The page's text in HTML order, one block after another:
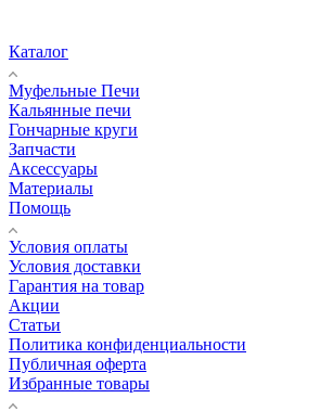
Каталог
Муфельные Печи
Кальянные печи
Гончарные круги
Запчасти
Аксессуары
Материалы
Помощь
Условия оплаты
Условия доставки
Гарантия на товар
Акции
Статьи
Политика конфиденциальности
Публичная оферта
Избранные товары